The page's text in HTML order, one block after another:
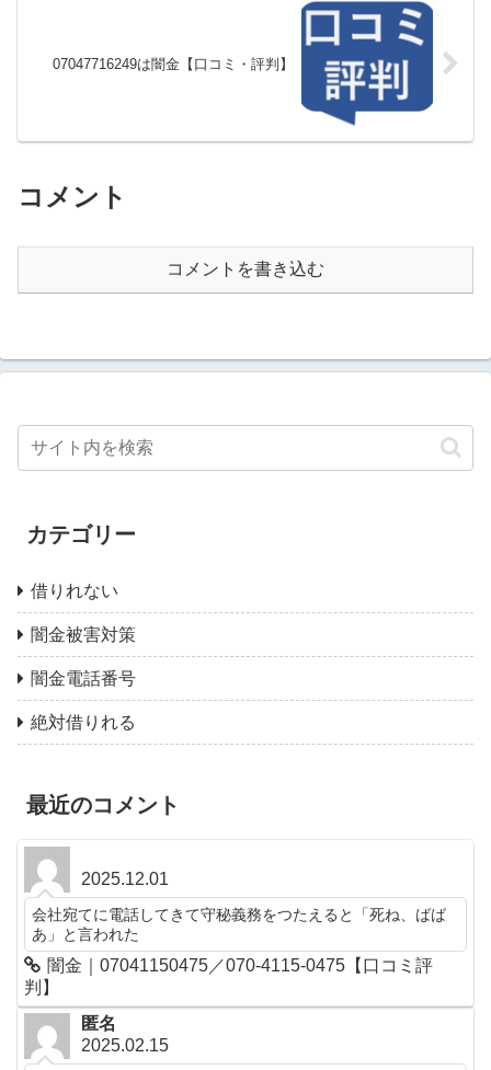
07047716249は闇金【口コミ・評判】
コメント
コメントを書き込む
カテゴリー
借りれない
闇金被害対策
闇金電話番号
絶対借りれる
最近のコメント
2025.12.01
会社宛てに電話してきて守秘義務をつたえると「死ね、ばば
あ」と言われた
闇金｜07041150475／070-4115-0475【口コミ評
判】
匿名
2025.02.15